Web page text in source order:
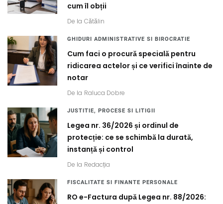
cum îl obții
De la Cătălin
GHIDURI ADMINISTRATIVE SI BIROCRATIE
Cum faci o procură specială pentru
ridicarea actelor și ce verifici înainte de
notar
De la Raluca Dobre
JUSTITIE, PROCESE SI LITIGII
Legea nr. 36/2026 și ordinul de
protecție: ce se schimbă la durată,
instanță și control
De la Redacția
FISCALITATE SI FINANTE PERSONALE
RO e-Factura după Legea nr. 88/2026: